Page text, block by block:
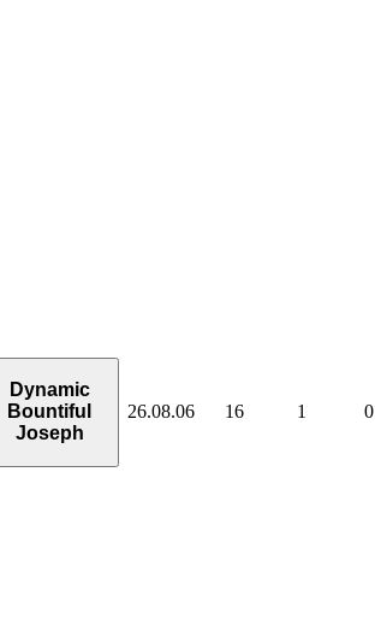
Dynamic
Bountiful
Joseph
26.08.06 16 1 0